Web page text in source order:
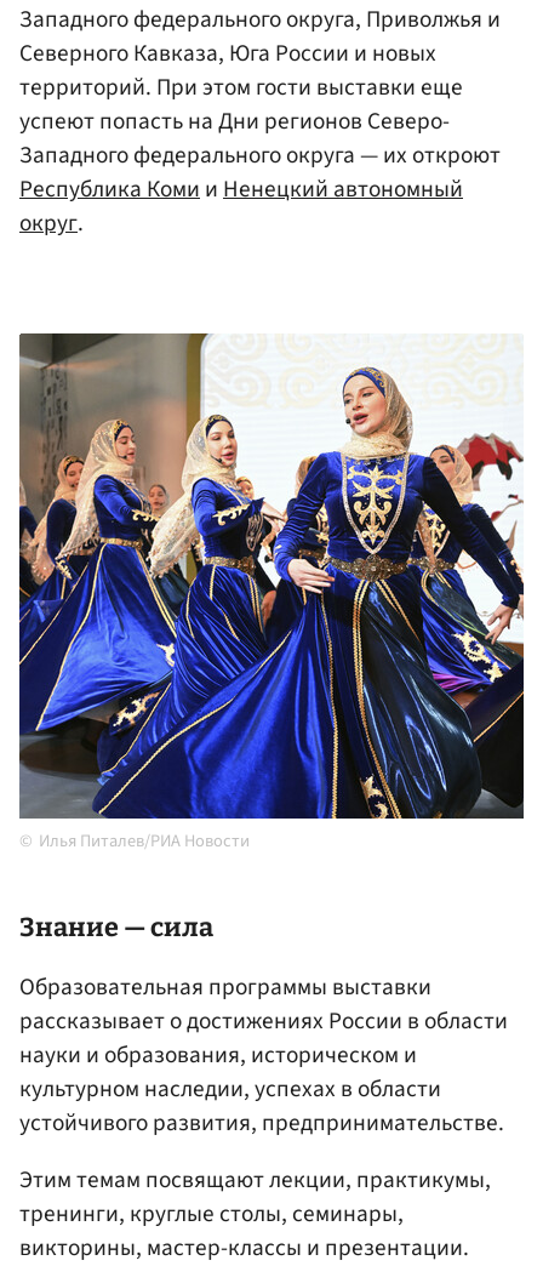
Западного федерального округа, Приволжья и
Северного Кавказа, Юга России и новых
территорий. При этом гости выставки еще
успеют попасть на Дни регионов Северо-
Западного федерального округа — их откроют
Республика КомииНенецкий автономный
округ.
Илья Питалев/РИА Новости
Знание — сила
Образовательная программы выставки
рассказывает о достижениях России в области
науки и образования, историческом и
культурном наследии, успехах в области
устойчивого развития, предпринимательстве.
Этим темам посвящают лекции, практикумы,
тренинги, круглые столы, семинары,
викторины, мастер-классы и презентации.